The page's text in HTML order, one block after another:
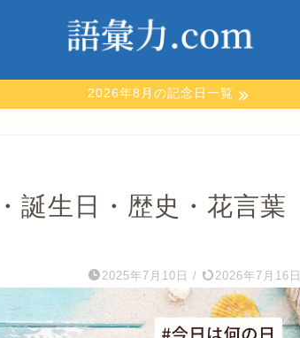
2026年8月の記念日一覧
誕生日・歴史・花言葉
2025年7月10日 / 2026年7月16日